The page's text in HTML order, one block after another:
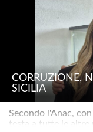
CORRUZIONE,
SICILIA
Secondo l'Anac,
testa a tutte le altre